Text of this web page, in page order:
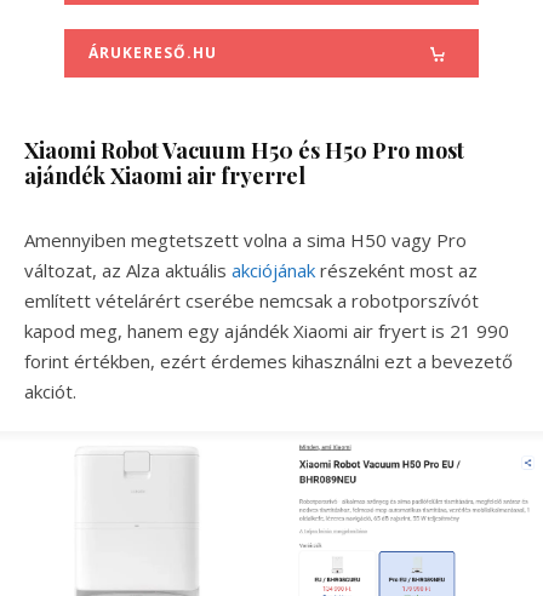
ÁRUKERESŐ.HU
Xiaomi Robot Vacuum H50 és H50 Pro most
ajándék Xiaomi air fryerrel
Amennyiben megtetszett volna a sima H50 vagy Pro
változat, az Alza aktuális akciójának részeként most az
említett vételárért cserébe nemcsak a robotporszívót
kapod meg, hanem egy ajándék Xiaomi air fryert is 21 990
forint értékben, ezért érdemes kihasználni ezt a bevezető
akciót.